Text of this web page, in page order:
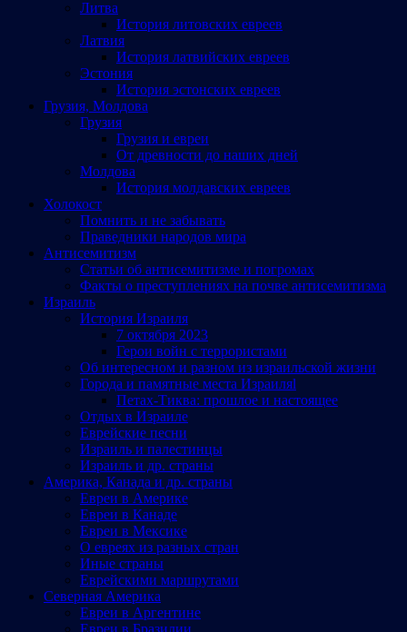
Литва
История литовских евреев
Латвия
История латвийских евреев
Эстония
История эстонских евреев
Грузия, Молдова
Грузия
Грузия и евреи
От древности до наших дней
Молдова
История молдавских евреев
Холокост
Помнить и не забывать
Праведники народов мира
Антисемитизм
Статьи об антисемитизме и погромах
Факты о преступлениях на почве антисемитизма
Израиль
История Израиля
7 октября 2023
Герои войн с террористами
Об интересном и разном из израильской жизни
Города и памятные места Израиляl
Петах-Тиква: прошлое и настоящее
Отдых в Израиле
Еврейские песни
Израиль и палестинцы
Израиль и др. страны
Америка, Канада и др. страны
Евреи в Америке
Евреи в Канаде
Евреи в Мексике
О евреях из разных стран
Иные страны
Еврейскими маршрутами
Северная Америка
Евреи в Аргентине
Евреи в Бразилии